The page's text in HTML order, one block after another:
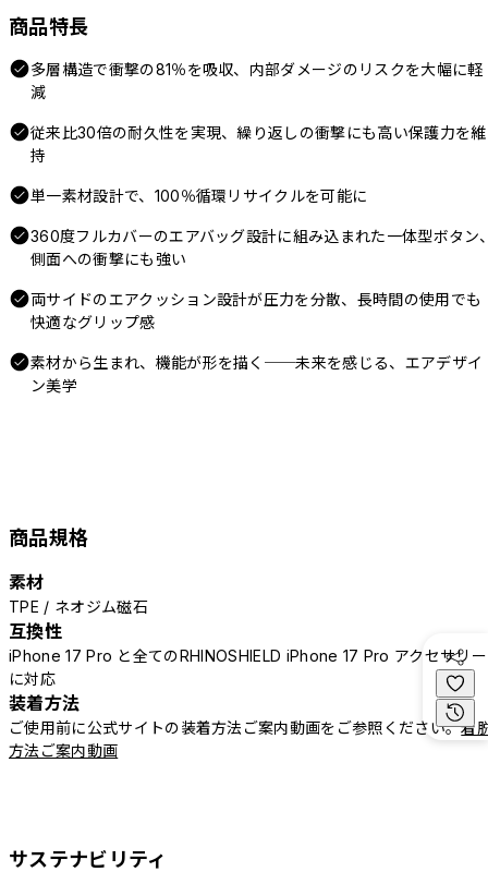
商品特長
多層構造で衝撃の81％を吸収、内部ダメージのリスクを大幅に軽
減
従来比30倍の耐久性を実現、繰り返しの衝撃にも高い保護力を維
持
単一素材設計で、100％循環リサイクルを可能に
360度フルカバーのエアバッグ設計に組み込まれた一体型ボタン
側面への衝撃にも強い
両サイドのエアクッション設計が圧力を分散、長時間の使用でも
快適なグリップ感
素材から生まれ、機能が形を描く──未来を感じる、エアデザイ
ン美学
商品規格
素材
TPE / ネオジム磁石
互換性
iPhone 17 Pro と全てのRHINOSHIELD iPhone 17 Pro アクセサリー
に対応
装着方法
ご使用前に公式サイトの装着方法ご案内動画をご参照ください。着
方法ご案内動画
サステナビリティ